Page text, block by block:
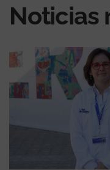
Noticias